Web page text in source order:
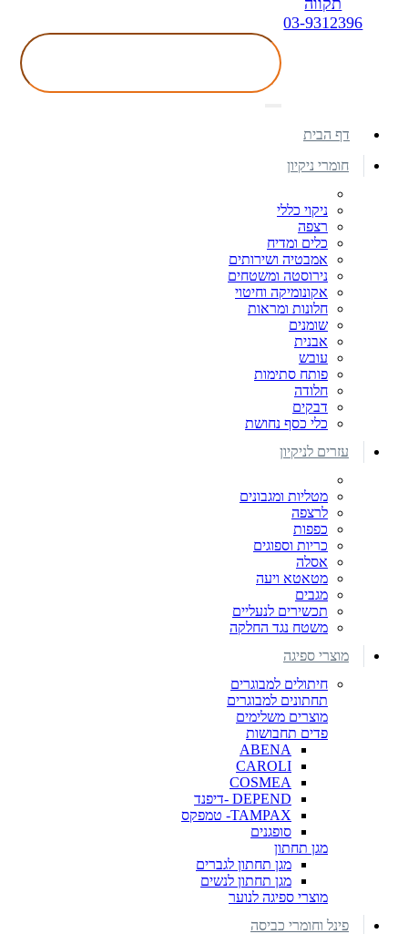
תקווה
03-9312396
דף הבית
חומרי ניקיון
ניקוי כללי
רצפה
כלים ומדיח
אמבטיה ושירותים
נירוסטה ומשטחים
אקונומיקה וחיטוי
חלונות ומראות
שומנים
אבנית
עובש
פותח סתימות
חלודה
דבקים
כלי כסף נחושת
עזרים לניקיון
מטליות ומגבונים
לרצפה
כפפות
כריות וספוגים
אסלה
מטאטא ויעה
מגבים
תכשירים לנעליים
משטח נגד החלקה
מוצרי ספיגה
חיתולים למבוגרים
תחתונים למבוגרים
מוצרים משלימים
פדים תחבושות
ABENA
CAROLI
COSMEA
DEPEND -דיפנד
TAMPAX- טמפקס
סופגנים
מגן תחתון
מגן תחתון לגברים
מגן תחתון לנשים
מוצרי ספיגה לנוער
פינל וחומרי כביסה